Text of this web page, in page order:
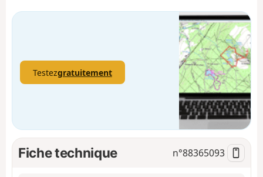
Testezgratuitement
Fiche technique n°88365093